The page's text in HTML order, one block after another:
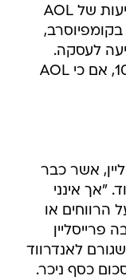
פרייסליין יימכרו ויקודמו בערוץ הנסיעות של AOL
לעסקה.
מניית פרייסליין זינקה למחרת ב-10%, אם כי AOL
אשר כבר
"אך אינני
או
לאנדרווד
כסף ניכר.